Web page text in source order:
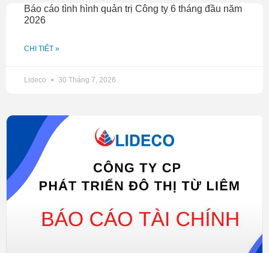
Báo cáo tình hình quản trị Công ty 6 tháng đầu năm
2026
CHI TIẾT »
Lideco 30 Tháng 7, 2026